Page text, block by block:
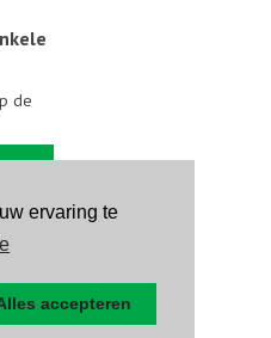
ervaring te
accepteren
de
media